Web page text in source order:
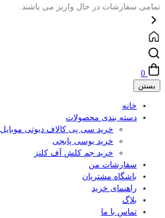
تمامی سفارشات در حال واریز می باشند.
0
بستن
خانه
دسته بندی محصولات
خرید سی پی کالاف دیوتی موبایل
خرید یوسی پابجی
خرید جم کلش آف کلنز
سفارشات من
باشگاه مشتریان
راهنمای خرید
بلاگ
تماس با ما